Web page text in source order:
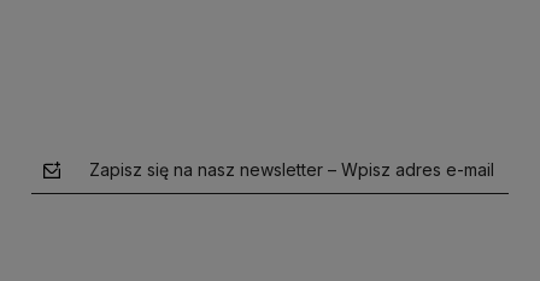
Zapisz się na nasz newsletter – Wpisz adres e-mail